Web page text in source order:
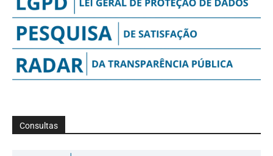
Consultas